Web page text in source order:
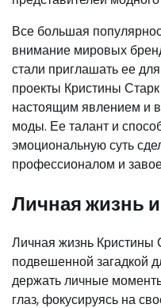
Все большая
внимание мировых
стали приглашать ее
проекты Кристины
настоящим явлением и
моды. Ее талант и
эмоциональную суть
профессионалом и
Личная жизнь
Личная жизнь Кристины
подвешенной загадкой
держать личные
глаз, фокусируясь на